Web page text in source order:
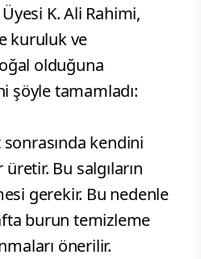
K. Ali Rahimi,
kuruluk ve
olduğuna
şöyle tamamladı:
kendini
Bu salgıların
gerekir. Bu nedenle
burun temizleme
önerilir.